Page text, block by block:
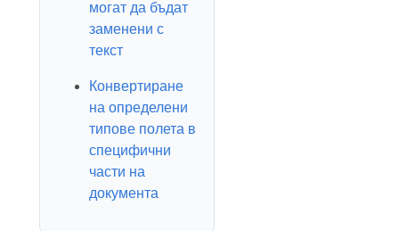
могат да бъдат
заменени с
текст
Конвертиране
на определени
типове полета в
специфични
части на
документа